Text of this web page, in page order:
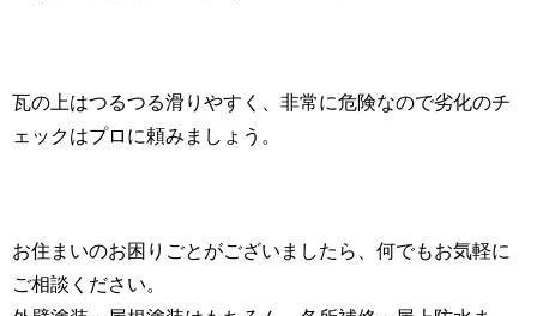
瓦の上はつるつる滑りやすく、非常に危険なので劣化のチ
ェックはプロに頼みましょう。
お住まいのお困りごとがございましたら、何でもお気軽に
ご相談ください。